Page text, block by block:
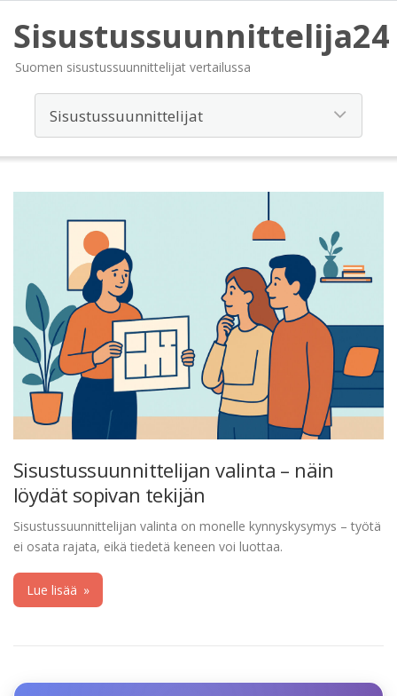
Sisustussuunnittelija24
Suomen sisustussuunnittelijat vertailussa
Sisustussuunnittelijan valinta – näin
löydät sopivan tekijän
Sisustussuunnittelijan valinta on monelle kynnyskysymys – työtä
ei osata rajata, eikä tiedetä keneen voi luottaa.
Lue lisää »